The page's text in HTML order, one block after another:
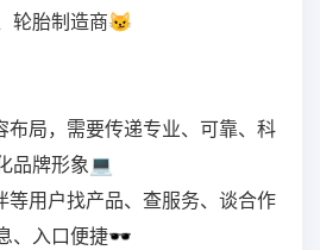
轮胎制造商😼
布局，需要传递专业、可靠、科
品牌形象💻
等用户找产品、查服务、谈合作
、入口便捷🕶️